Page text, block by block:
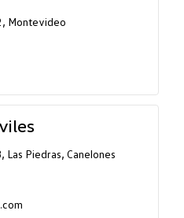
Montevideo
Las Piedras, Canelones